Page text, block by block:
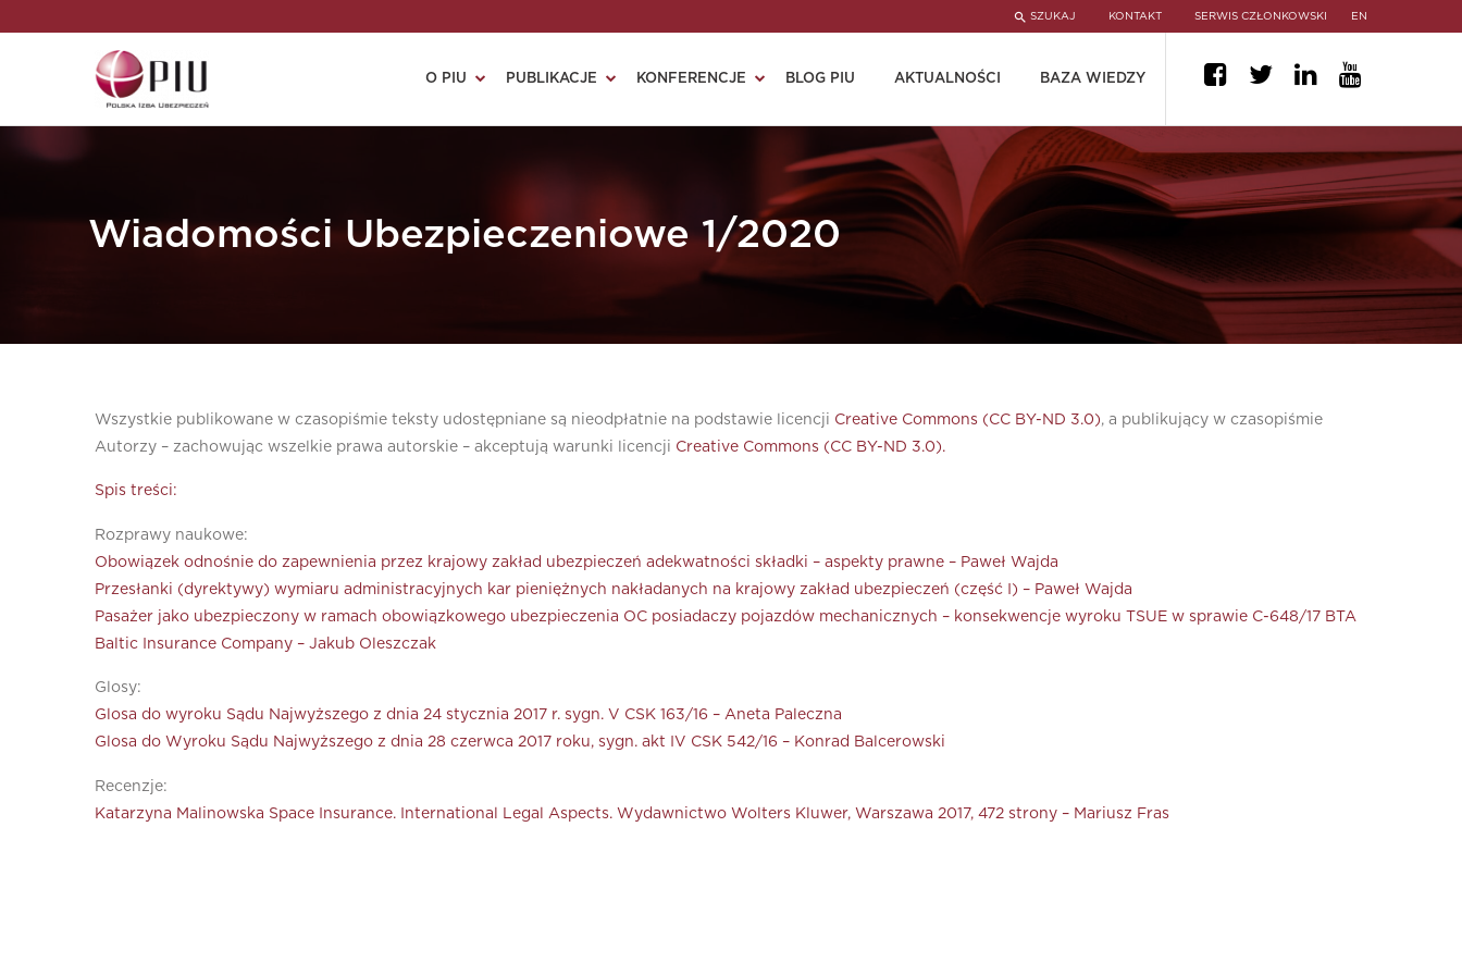
SZUKAJ KONTAKT SERWIS CZŁONKOWSKI EN
O PIU PUBLIKACJE KONFERENCJE BLOG PIU AKTUALNOŚCI BAZA WIEDZY
Wiadomości Ubezpieczeniowe 1/2020
Wszystkie publikowane w czasopiśmie teksty udostępniane są nieodpłatnie na podstawie licencji Creative Commons (CC BY-ND 3.0), a publikujący w czasopiśmie
Autorzy – zachowując wszelkie prawa autorskie – akceptują warunki licencji Creative Commons (CC BY-ND 3.0).
Spis treści:
Rozprawy naukowe:
Obowiązek odnośnie do zapewnienia przez krajowy zakład ubezpieczeń adekwatności składki – aspekty prawne – Paweł Wajda
Przesłanki (dyrektywy) wymiaru administracyjnych kar pieniężnych nakładanych na krajowy zakład ubezpieczeń (część I) – Paweł Wajda
Pasażer jako ubezpieczony w ramach obowiązkowego ubezpieczenia OC posiadaczy pojazdów mechanicznych – konsekwencje wyroku TSUE w sprawie C-648/17 BTA
Baltic Insurance Company – Jakub Oleszczak
Glosy:
Glosa do wyroku Sądu Najwyższego z dnia 24 stycznia 2017 r. sygn. V CSK 163/16 – Aneta Paleczna
Glosa do Wyroku Sądu Najwyższego z dnia 28 czerwca 2017 roku, sygn. akt IV CSK 542/16 – Konrad Balcerowski
Recenzje:
Katarzyna Malinowska Space Insurance. International Legal Aspects. Wydawnictwo Wolters Kluwer, Warszawa 2017, 472 strony – Mariusz Fras